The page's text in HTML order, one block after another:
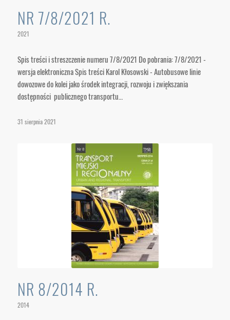
NR 7/8/2021 R.
2021
Spis treści i streszczenie numeru 7/8/2021 Do pobrania: 7/8/2021 -
wersja elektroniczna Spis treści Karol Kłosowski - Autobusowe linie
dowozowe do kolei jako środek integracji, rozwoju i zwiększania
dostępności publicznego transportu…
31 sierpnia 2021
NR 8/2014 R.
2014